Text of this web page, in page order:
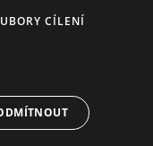
práva vyhrazena.
údajů
video archivu
grafické podklady z
CÍLENÍ